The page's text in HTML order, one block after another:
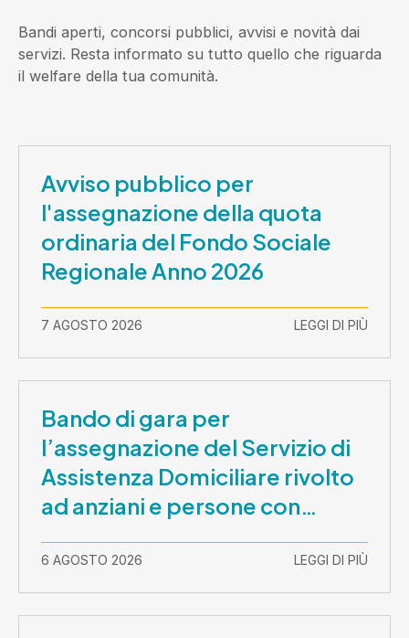
Bandi aperti, concorsi pubblici, avvisi e novità dai
servizi. Resta informato su tutto quello che riguarda
il welfare della tua comunità.
Avviso pubblico per
l'assegnazione della quota
ordinaria del Fondo Sociale
Regionale Anno 2026
7 AGOSTO 2026 LEGGI DI PIÙ
Bando di gara per
l’assegnazione del Servizio di
Assistenza Domiciliare rivolto
ad anziani e persone con
2026-30 settembre 2029
6 AGOSTO 2026 LEGGI DI PIÙ